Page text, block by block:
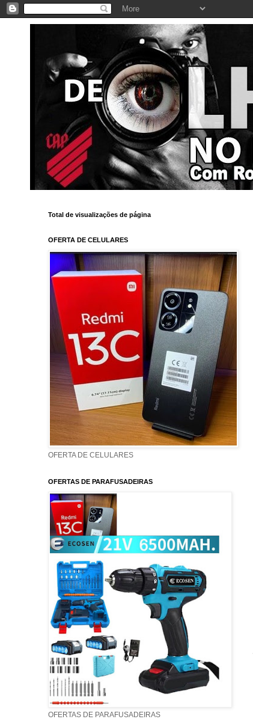
Total de visualizações de página
OFERTA DE CELULARES
OFERTA DE CELULARES
OFERTAS DE PARAFUSADEIRAS
OFERTAS DE PARAFUSADEIRAS